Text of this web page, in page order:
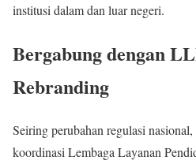
institusi dalam dan luar negeri.
Bergabung dengan
Rebranding
Seiring perubahan regulasi
koordinasi Lembaga Layanan